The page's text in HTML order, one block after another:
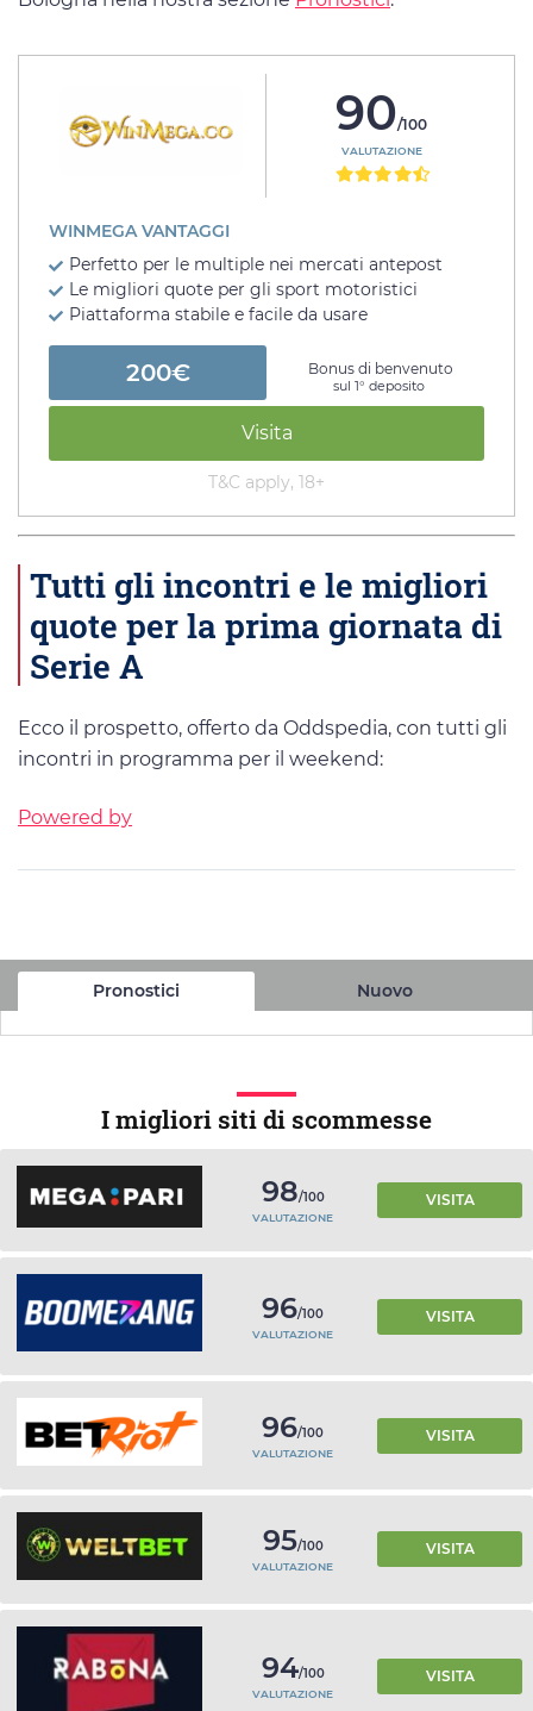
90/100
VALUTAZIONE
WINMEGA VANTAGGI
Perfetto per le multiple nei mercati antepost
Le migliori quote per gli sport motoristici
Piattaforma stabile e facile da usare
200€ Bonus di benvenuto
sul 1° deposito
Visita
T&C apply, 18+
Tutti gli incontri e le migliori
quote per la prima giornata di
Serie A
Ecco il prospetto, offerto da Oddspedia, con tutti gli
incontri in programma per il weekend:
Powered by
Pronostici Nuovo
I migliori siti di scommesse
98/100
VALUTAZIONE
VISITA
96/100
VALUTAZIONE
VISITA
96/100
VALUTAZIONE
VISITA
95/100
VALUTAZIONE
VISITA
94/100
VALUTAZIONE
VISITA